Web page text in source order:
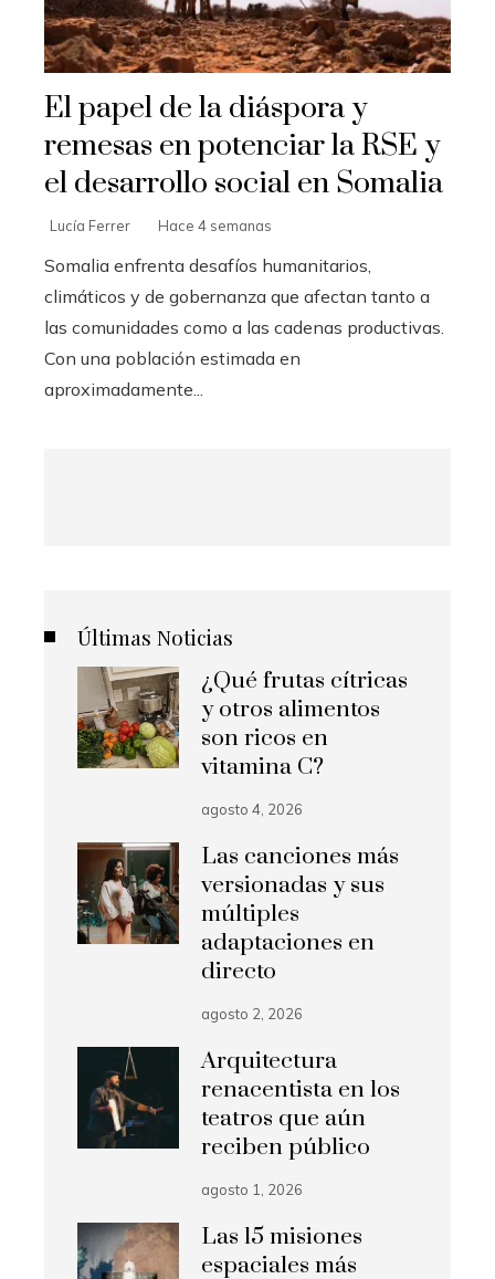
El papel de la diáspora y
remesas en potenciar la RSE y
el desarrollo social en Somalia
Lucía Ferrer Hace 4 semanas
Somalia enfrenta desafíos humanitarios,
climáticos y de gobernanza que afectan tanto a
las comunidades como a las cadenas productivas.
Con una población estimada en
aproximadamente...
Últimas Noticias
¿Qué frutas cítricas
y otros alimentos
son ricos en
vitamina C?
agosto 4, 2026
Las canciones más
versionadas y sus
múltiples
adaptaciones en
directo
agosto 2, 2026
Arquitectura
renacentista en los
teatros que aún
reciben público
agosto 1, 2026
Las 15 misiones
espaciales más